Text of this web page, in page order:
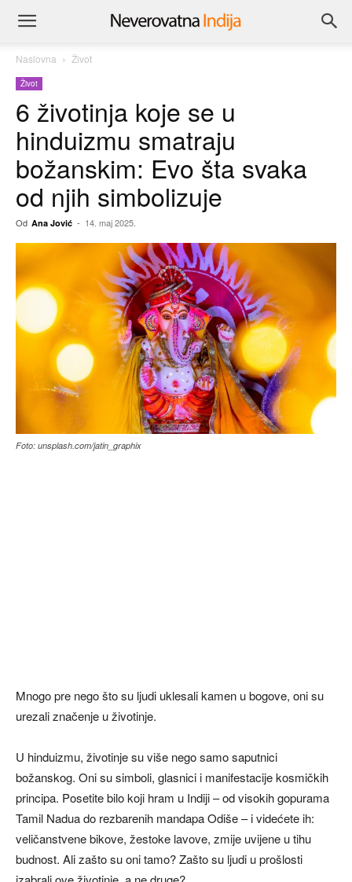
Naslovna Život
Život
6 životinja koje se u
hinduizmu smatraju
božanskim: Evo šta svaka
od njih simbolizuje
Od Ana Jović - 14. maj 2025.
Foto: unsplash.com/jatin_graphix
Mnogo pre nego što su ljudi uklesali kamen u bogove, oni su
urezali značenje u životinje.
U hinduizmu, životinje su više nego samo saputnici
božanskog. Oni su simboli, glasnici i manifestacije kosmičkih
principa. Posetite bilo koji hram u Indiji – od visokih gopurama
Tamil Nadua do rezbarenih mandapa Odiše – i videćete ih:
veličanstvene bikove, žestoke lavove, zmije uvijene u tihu
budnost. Ali zašto su oni tamo? Zašto su ljudi u prošlosti